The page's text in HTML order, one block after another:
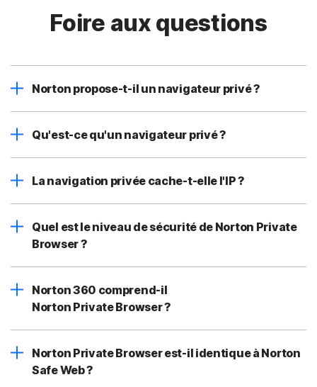
Foire aux questions
Norton propose-t-il un navigateur privé ?
Qu'est-ce qu'un navigateur privé ?
La navigation privée cache-t-elle l'IP ?
Quel est le niveau de sécurité de Norton Private
Browser ?
Norton 360 comprend-il
Norton Private Browser ?
Norton Private Browser est-il identique à Norton
Safe Web ?